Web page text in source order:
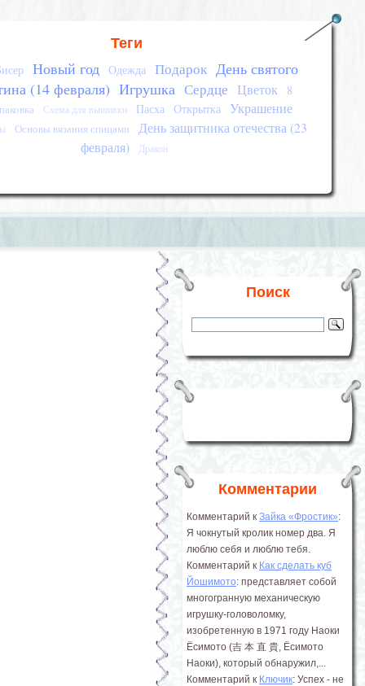
Теги
Новый год Одежда Подарок День святого
(14 февраля) Игрушка Сердце Цветок 8
Схема для вышивки Пасха Открытка Украшение
Основы вязания спицами
День защитника отечества (23
февраля)
Дракон
Поиск
Комментарии
Комментарий к Зайка «Фростик»:
Я чокнутый кролик номер два. Я
люблю себя и люблю тебя.
Комментарий к Как сделать куб
Йошимото: представляет собой
многогранную механическую
игрушку-головоломку,
изобретенную в 1971 году Наоки
Ёсимото (吉 本 直 貴, Ёсимото
Наоки), который обнаружил,...
Комментарий к Ключик: Успех - не